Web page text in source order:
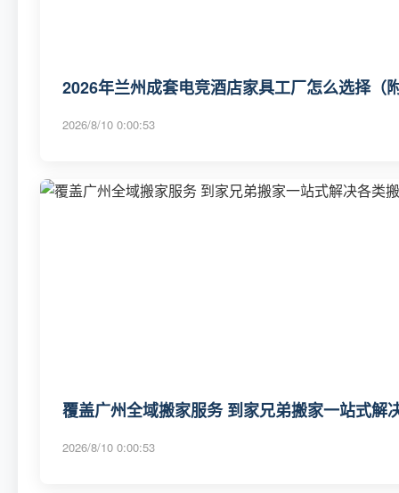
2026年兰州成套电竞酒店家具工厂怎么选择（
2026/8/10 0:00:53
覆盖广州全域搬家服务 到家兄弟搬家一站式解
2026/8/10 0:00:53